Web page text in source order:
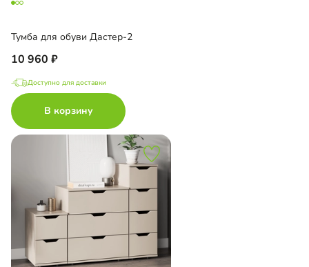
Тумба для обуви Дастер-2
10 960
Доступно для доставки
В корзину